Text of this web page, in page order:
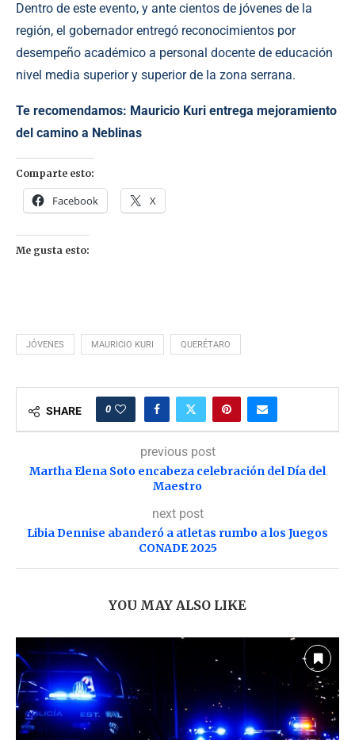
Dentro de este evento, y ante cientos de jóvenes de la
región, el gobernador entregó reconocimientos por
desempeño académico a personal docente de educación
nivel media superior y superior de la zona serrana.
Te recomendamos: Mauricio Kuri entrega mejoramiento
del camino a Neblinas
Comparte esto:
Facebook X
Me gusta esto:
JÓVENES MAURICIO KURI QUERÉTARO
SHARE 0
previous post
Martha Elena Soto encabeza celebración del Día del
Maestro
next post
Libia Dennise abanderó a atletas rumbo a los Juegos
CONADE 2025
YOU MAY ALSO LIKE